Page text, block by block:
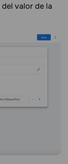
valor de la